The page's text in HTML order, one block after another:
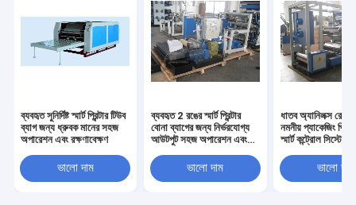
ব্যবহৃত সুনির্দিষ্ট স্মার্ট প্রিন্টার টিউব
ব্যাগ জন্য ধ্রুবক মানের সহজ
অপারেশন এবং রক্ষণাবেক্ষণ
ভালো দাম
ব্যবহৃত 2 রঙের স্মার্ট প্রিন্টার
বোনা ব্যাগের জন্য নির্ভরযোগ্য
আউটপুট সহজ অপারেশন এবং
ভালো দাম
ধাতব অ্যানিলক্স
নমনীয় প্যাকেজিং
স্মার্ট কন্ট্রোল সিস্টেম
স্মার্ট প্রিন্টারভালো দাম